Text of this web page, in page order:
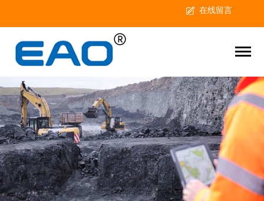
在线留言